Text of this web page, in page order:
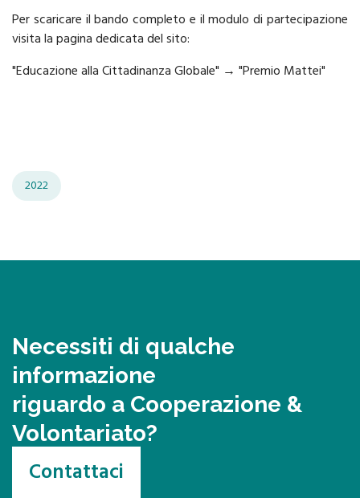
Per scaricare il bando completo e il modulo di partecipazione
visita la pagina dedicata del sito:
"Educazione alla Cittadinanza Globale" → "Premio Mattei"
2022
Necessiti di qualche
informazione
riguardo a Cooperazione &
Volontariato?
Contattaci